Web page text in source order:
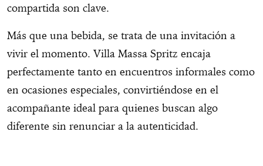
compartida son clave.
Más que una bebida, se trata de una invitación a
vivir el momento. Villa Massa Spritz encaja
perfectamente tanto en encuentros informales como
en ocasiones especiales, convirtiéndose en el
acompañante ideal para quienes buscan algo
diferente sin renunciar a la autenticidad.